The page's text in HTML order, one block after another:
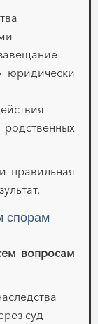
юридически
правильная
спорам
вопросам
суд